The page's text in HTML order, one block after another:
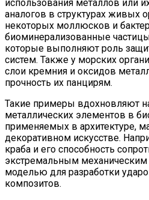
использования металлов или
аналогов в структурах живых
некоторых моллюсков и
биоминерализованные
которые выполняют роль
систем. Также у морских
слои кремния и оксидов
прочность их панцирям.
Такие примеры вдохновляют
металлических элементов в
применяемых в архитектуре,
декоративном искусстве.
краба и его способность
экстремальным механическим
моделью для разработки
композитов.